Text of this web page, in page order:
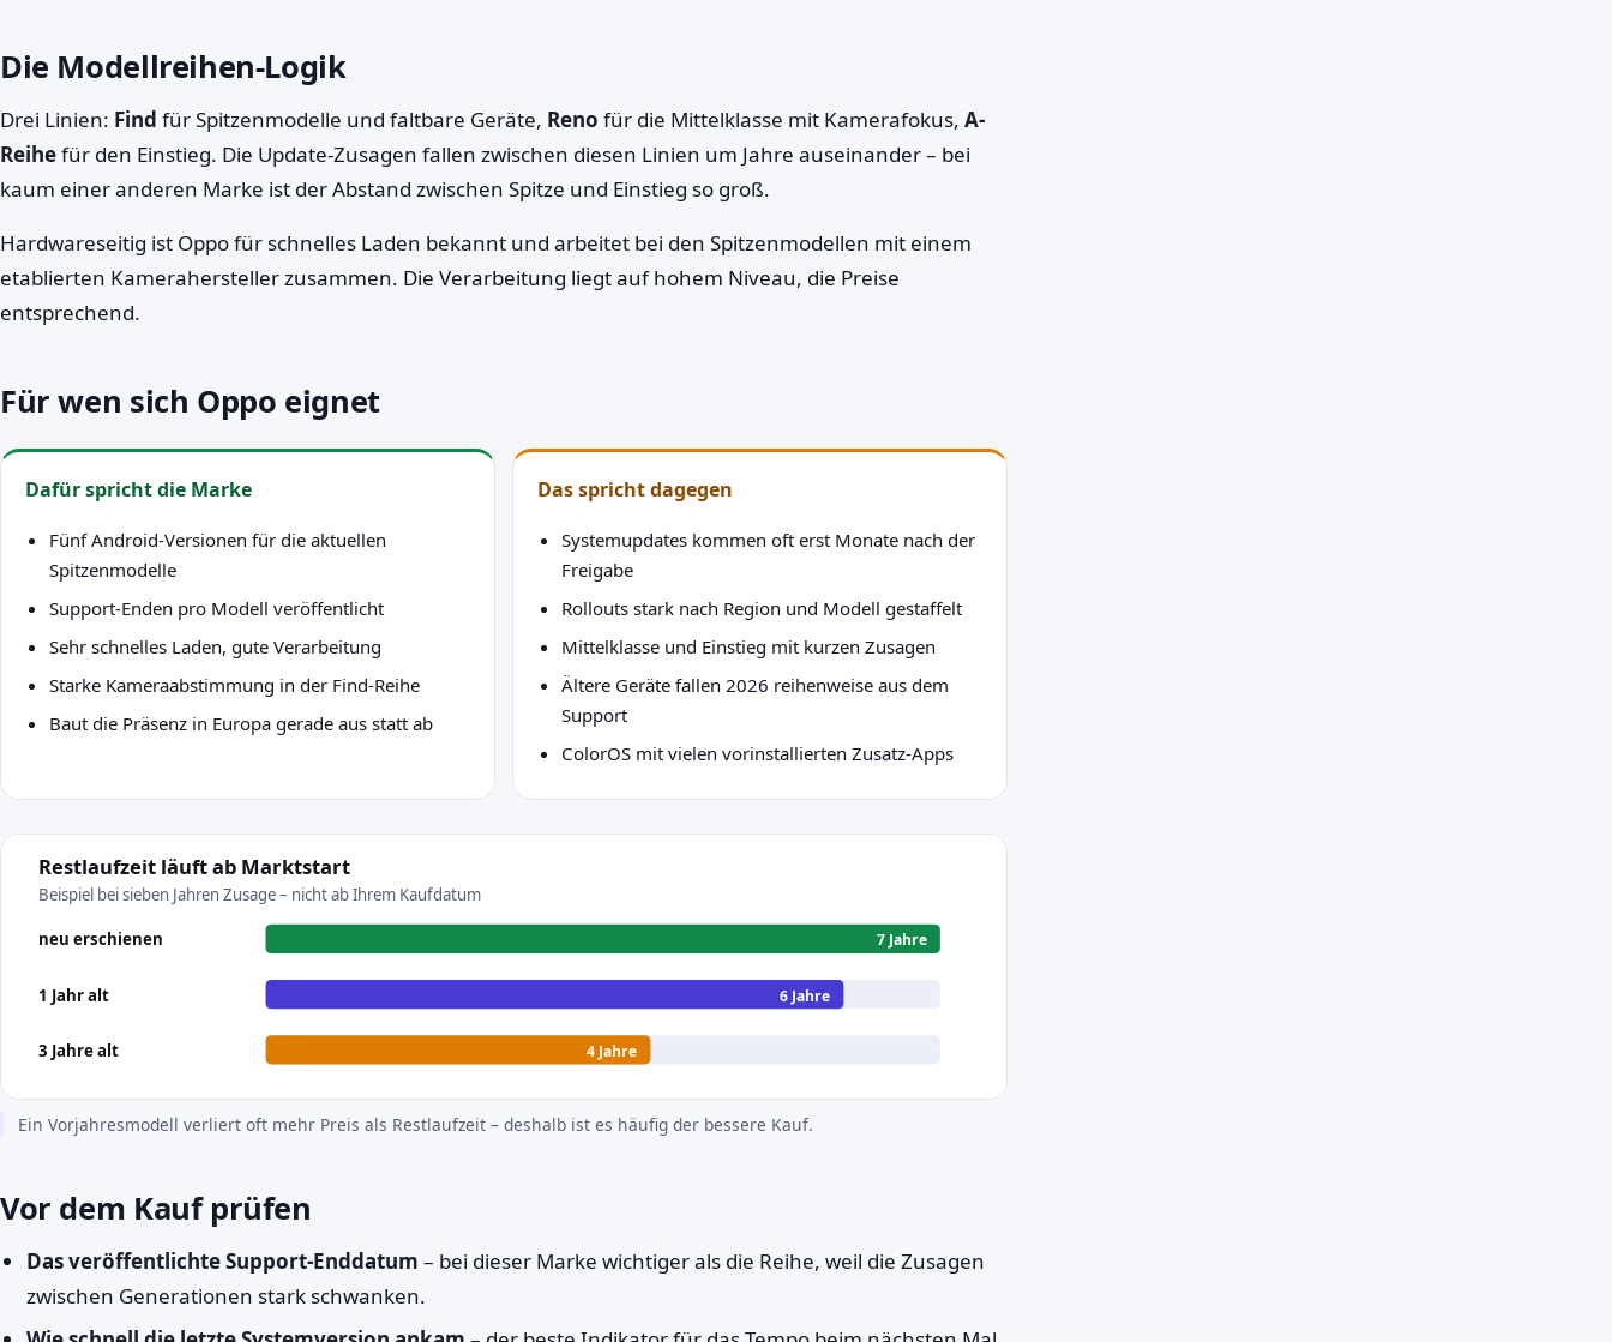
Die Modellreihen-Logik
Drei Linien: Find für Spitzenmodelle und faltbare Geräte, Reno für die Mittelklasse mit Kamerafokus, A-
Reihefür den Einstieg. Die Update-Zusagen fallen zwischen diesen Linien um Jahre auseinander – bei
kaum einer anderen Marke ist der Abstand zwischen Spitze und Einstieg so groß.
Hardwareseitig ist Oppo für schnelles Laden bekannt und arbeitet bei den Spitzenmodellen mit einem
etablierten Kamerahersteller zusammen. Die Verarbeitung liegt auf hohem Niveau, die Preise
entsprechend.
Für wen sich Oppo eignet
Dafür spricht die Marke
Fünf Android-Versionen für die aktuellen
Spitzenmodelle
Support-Enden pro Modell veröffentlicht
Sehr schnelles Laden, gute Verarbeitung
Starke Kameraabstimmung in der Find-Reihe
Baut die Präsenz in Europa gerade aus statt ab
Das spricht dagegen
Systemupdates kommen oft erst Monate nach der
Freigabe
Rollouts stark nach Region und Modell gestaffelt
Mittelklasse und Einstieg mit kurzen Zusagen
Ältere Geräte fallen 2026 reihenweise aus dem
Support
ColorOS mit vielen vorinstallierten Zusatz-Apps
Restlaufzeit läuft ab Marktstart
Beispiel bei sieben Jahren Zusage – nicht ab Ihrem Kaufdatum
neu erschienen 7 Jahre
1 Jahr alt 6 Jahre
3 Jahre alt 4 Jahre
Ein Vorjahresmodell verliert oft mehr Preis als Restlaufzeit – deshalb ist es häufig der bessere Kauf.
Vor dem Kauf prüfen
Das veröffentlichte Support-Enddatum – bei dieser Marke wichtiger als die Reihe, weil die Zusagen
zwischen Generationen stark schwanken.